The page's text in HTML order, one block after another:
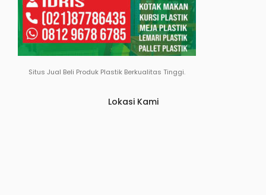
Situs Jual Beli Produk Plastik Berkualitas Tinggi.
Lokasi Kami